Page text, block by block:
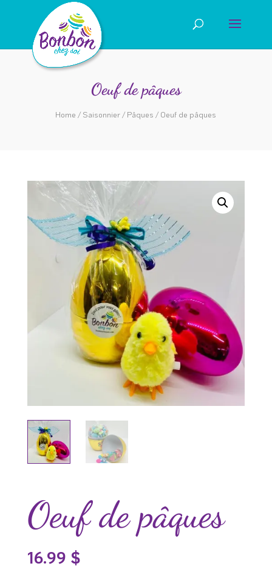
Oeuf de pâques
Home / Saisonnier / Pâques / Oeuf de pâques
Oeuf de pâques
16.99 $